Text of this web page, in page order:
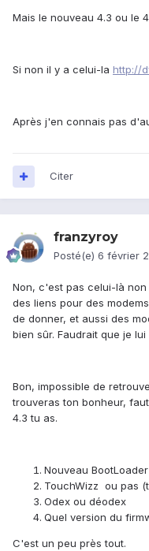
Mais le nouveau 4.3 ou le
Si non il y a celui-la http://
Après j'en connais pas
Citer
franzyroy
Posté(e) 6 février
Non, c'est pas celui-là
des liens pour des
de donner, et aussi des
bien sûr. Faudrait que je
Bon, impossible de
trouveras ton bonheur,
4.3 tu as.
Nouveau
TouchWizz ou pas
Odex ou déodex
Quel version du
C'est un peu près tout.